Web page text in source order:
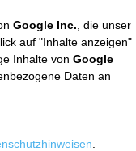
Google Inc. , die unser
auf "Inhalte anzeigen"
Inhalte von Google
Daten an